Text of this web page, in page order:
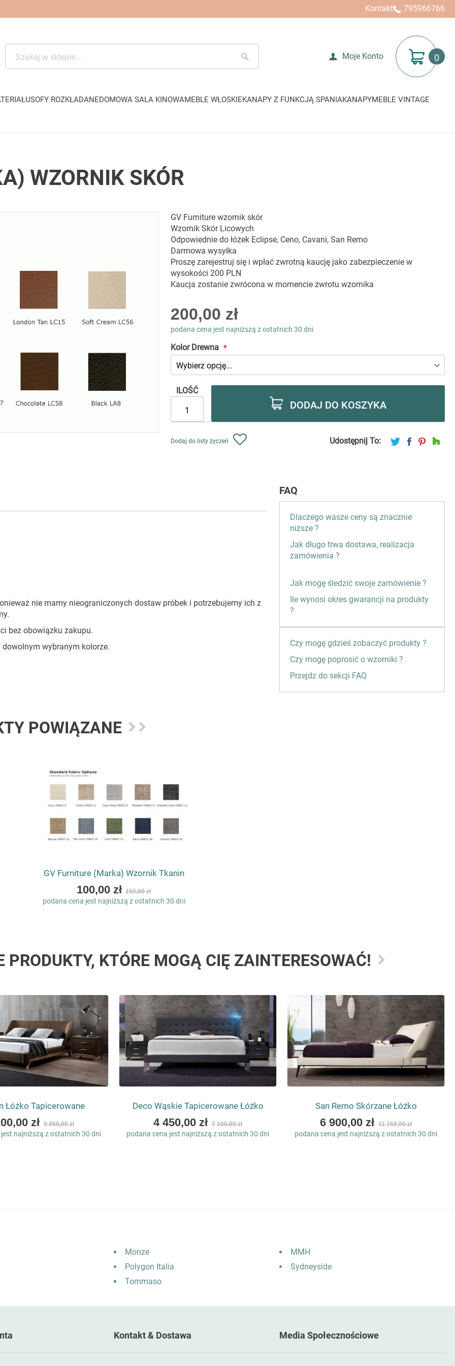
Kontakt 795966766
SEARCH
Moje Konto Mój koszyk
SOFY ROZKŁADANEDOMOWA SALA KINOWAMEBLE WŁOSKIEKANAPY Z FUNKCJĄ SPANIAKANAPYMEBLE VINTAGE
WZORNIK SKÓR
GV Furniture wzornik skór
Wzornik Skór Licowych
Odpowiednie do łóżek Eclipse, Ceno, Cavani, San Remo
Darmowa wysyłka
Proszę zarejestruj się i wpłać zwrotną kaucję jako zabezpieczenie w
wysokości 200 PLN
Kaucja zostanie zwrócona w momencie zwrotu wzornika
As
low
as
200,00 zł
podana cena jest najniższą z ostatnich 30 dni
Kolor Drewna
ILOŚĆ
DODAJ DO KOSZYKA
Dodaj do listy życzeń Udostępnij To:
nie mamy nieograniczonych dostaw próbek i potrzebujemy ich z
bez obowiązku zakupu.
wybranym kolorze.
FAQ
Dlaczego wasze ceny są znacznie
niższe ?
Jak długo trwa dostawa, realizacja
zamówienia ?
Jak mogę śledzić swoje zamówienie ?
Ile wynosi okres gwarancji na produkty
?
Czy mogę gdzieś zobaczyć produkty ?
Czy mogę poprosić o wzorniki ?
Przejdz do sekcji FAQ
POWIĄZANE
GV Furniture (Marka) Wzornik Tkanin
As
low
100,00 zł 150,00 zł
podana cena jest najniższą z ostatnich 30 dni
KTÓRE MOGĄ CIĘ ZAINTERESOWAĆ!
Łóżko Tapicerowane
zł 9 850,00 zł
najniższą z ostatnich 30 dni
Deco Wąskie Tapicerowane Łóżko
As
low
4 450,00 zł 7 100,00 zł
podana cena jest najniższą z ostatnich 30 dni
San Remo Skórzane Łóżko
As
low
6 900,00 zł 11 150,00 zł
podana cena jest najniższą z ostatnich 30 dni
Monze
Polygon Italia
Tommaso
MMH
Sydneyside
Kontakt & Dostawa Media Społecznościowe